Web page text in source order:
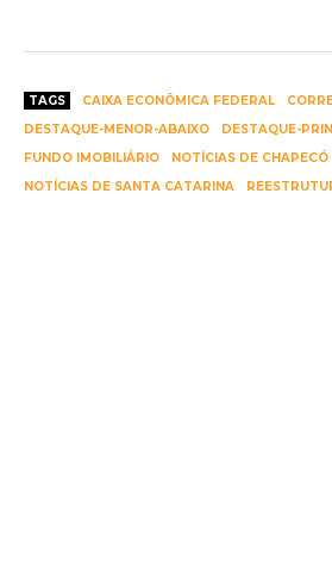
TAGS CAIXA ECONÔMICA FEDERAL
DESTAQUE-MENOR-ABAIXO
DESTAQUE-
FUNDO IMOBILIÁRIO
NOTÍCIAS DE CHAPECÓ
NOTÍCIAS DE SANTA CATARINA